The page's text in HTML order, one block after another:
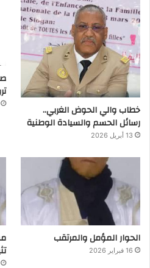
خطاب والي الحوض الغربي..
رسائل الحسم والسيادة الوطنية
13 أبريل 2026
الحوار المؤمل والمرتقب
16 فبراير 2026